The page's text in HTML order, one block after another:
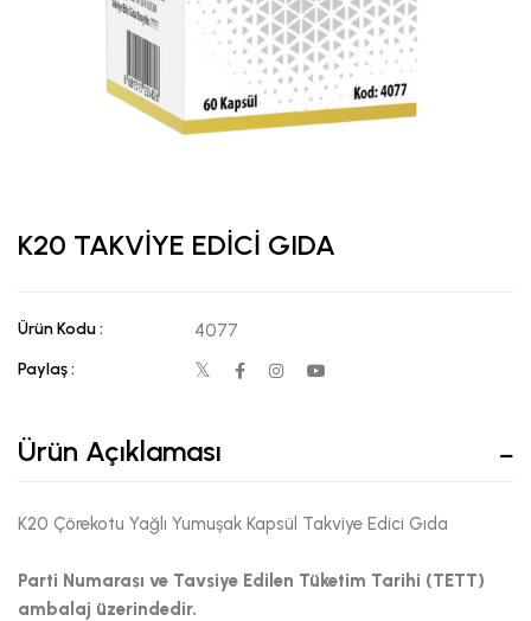
K20 TAKVİYE EDİCİ GIDA
Ürün Kodu : 4077
Paylaş :
Ürün Açıklaması
K20 Çörekotu Yağlı Yumuşak Kapsül Takviye Edici Gıda
Parti Numarası ve Tavsiye Edilen Tüketim Tarihi (TETT)
ambalaj üzerindedir.